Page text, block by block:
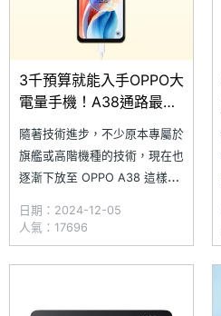
3千預算就能入手OPPO大
電量手機！A38通路最低
價格一次看(2024.12)
隨著技術進步，不少原本專屬於
旗艦或高階機種的技術，現在也
逐漸下放至 OPPO A38 這樣的
幕、5,000 萬畫素 AI 主鏡頭，
5,000mAh 電量以及 33W 超級
閃充等實用規格，不僅能滿足日
OPPO 一貫的精工品質。究竟
日期：2024-12-05
人氣：17696